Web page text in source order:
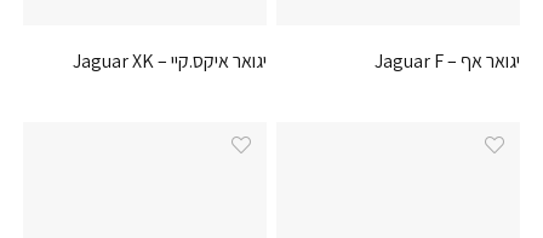
יגואר אף – Jaguar F יגואר איקס.קיי – Jaguar XK